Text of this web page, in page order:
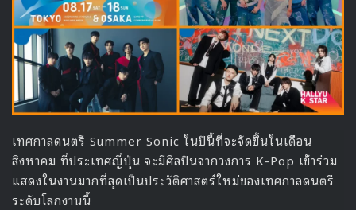
เทศกาลดนตรี Summer Sonic ในปีนี้ที่จะจัดขึ้นในเดือน
สิงหาคม ที่ประเทศญี่ปุ่น จะมีศิลปินจากวงการ K-Pop เข้าร่วม
แสดงในงานมากที่สุดเป็นประวัติศาสตร์ใหม่ของเทศกาลดนตรี
ระดับโลกงานนี้